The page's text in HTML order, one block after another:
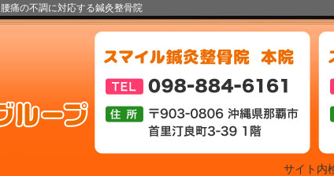
痛の不調に対応する鍼灸整骨院
サイト内